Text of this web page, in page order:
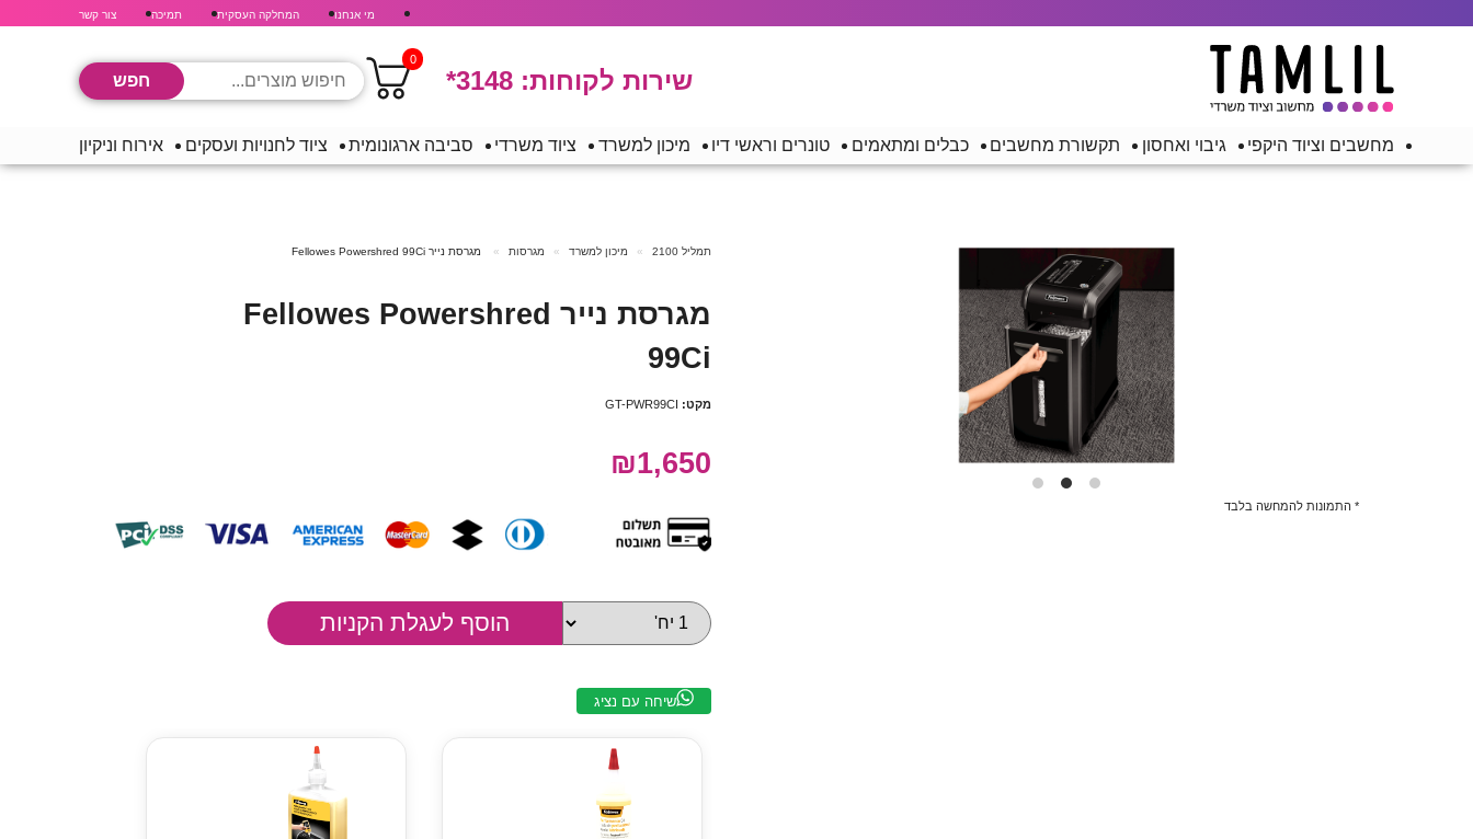
מי אנחנו המחלקה העסקית תמיכה צור קשר
שירות לקוחות: *3148
0
מחשבים וציוד היקפי גיבוי ואחסון תקשורת מחשבים כבלים ומתאמים טונרים וראשי דיו מיכון למשרד ציוד משרדי סביבה ארגונומית ציוד לחנויות ועסקים אירוח וניקיון
* התמונות להמחשה בלבד
תמליל 2100 מיכון למשרד מגרסות מגרסת נייר Fellowes Powershred 99Ci
מגרסת נייר Fellowes Powershred
99Ci
מקט: GT-PWR99CI
₪1,650
שיחה עם נציג